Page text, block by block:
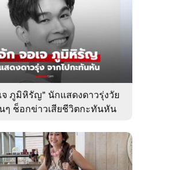
จ ภูมิหิรัญ" นักแสดงดาวรุ่งวัย
ๆ ช็อกข่าวเสียชีวิตกะทันหัน